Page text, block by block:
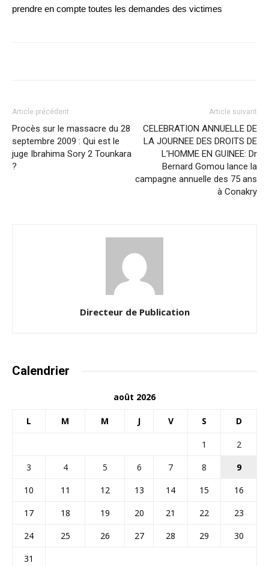
prendre en compte toutes les demandes des victimes
Article précédent
Procès sur le massacre du 28
septembre 2009 : Qui est le
juge Ibrahima Sory 2 Tounkara
?
Article suivant
CELEBRATION ANNUELLE DE
LA JOURNEE DES DROITS DE
L’HOMME EN GUINEE: Dr
Bernard Gomou lance la
campagne annuelle des 75 ans
à Conakry
Directeur de Publication
Calendrier
août 2026
L M M J V S D
1
2
3
4 5 6 7 8
9
10
11 12 13 14 15
16
17
18 19 20 21 22
23
24
25 26 27 28 29
30
31